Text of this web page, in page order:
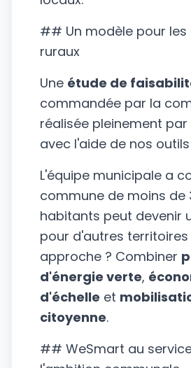
## Un modèle pour les
ruraux
Une étude de
commandée par la
réalisée pleinement par
avec l'aide de nos
L'équipe municipale a
commune de moins de
habitants peut devenir
pour d'autres territoires
approche ? Combiner
d'énergie verte,
d'échelle et
citoyenne.
## WeSmart au